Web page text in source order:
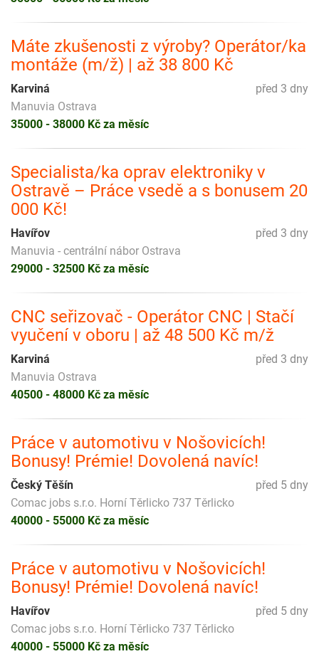
Máte zkušenosti z výroby? Operátor/ka
montáže (m/ž) | až 38 800 Kč
před 3 dny
Karviná
Manuvia Ostrava
35000 - 38000 Kč za měsíc
Specialista/ka oprav elektroniky v
Ostravě – Práce vsedě a s bonusem 20
000 Kč!
před 3 dny
Havířov
Manuvia - centrální nábor Ostrava
29000 - 32500 Kč za měsíc
CNC seřizovač - Operátor CNC | Stačí
vyučení v oboru | až 48 500 Kč m/ž
před 3 dny
Karviná
Manuvia Ostrava
40500 - 48000 Kč za měsíc
Práce v automotivu v Nošovicích!
Bonusy! Prémie! Dovolená navíc!
před 5 dny
Český Těšín
Comac jobs s.r.o. Horní Těrlicko 737 Těrlicko
40000 - 55000 Kč za měsíc
Práce v automotivu v Nošovicích!
Bonusy! Prémie! Dovolená navíc!
před 5 dny
Havířov
Comac jobs s.r.o. Horní Těrlicko 737 Těrlicko
40000 - 55000 Kč za měsíc